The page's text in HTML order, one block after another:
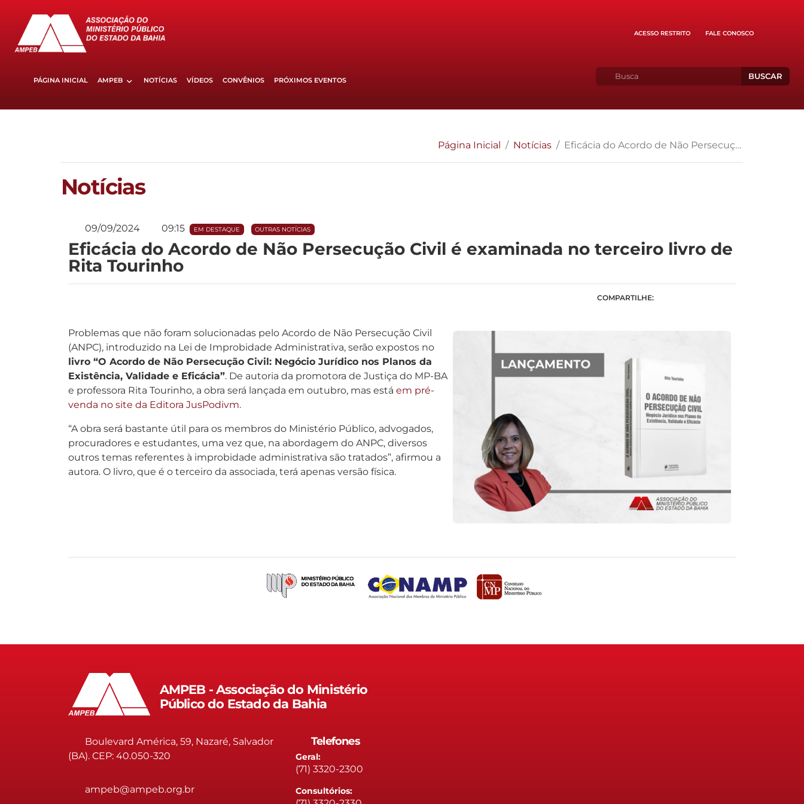
ACESSO RESTRITO FALE CONOSCO
PÁGINA INICIAL AMPEB NOTÍCIAS VÍDEOS CONVÊNIOS PRÓXIMOS EVENTOS BUSCAR
Página Inicial Notícias Eficácia do Acordo de Não Persecução Civil é examinada no terceiro livro de Rita Tourinho
Notícias
09/09/2024 09:15 EM DESTAQUE OUTRAS NOTÍCIAS
Eficácia do Acordo de Não Persecução Civil é examinada no terceiro livro de
Rita Tourinho
COMPARTILHE:
Problemas que não foram solucionadas pelo Acordo de Não Persecução Civil
(ANPC), introduzido na Lei de Improbidade Administrativa, serão expostos no
livro “O Acordo de Não Persecução Civil: Negócio Jurídico nos Planos da
Existência, Validade e Eficácia”. De autoria da promotora de Justiça do MP-BA
e professora Rita Tourinho, a obra será lançada em outubro, mas está em pré-
venda no site da Editora JusPodivm.
“A obra será bastante útil para os membros do Ministério Público, advogados,
procuradores e estudantes, uma vez que, na abordagem do ANPC, diversos
outros temas referentes à improbidade administrativa são tratados”, afirmou a
autora. O livro, que é o terceiro da associada, terá apenas versão física.
AMPEB - Associação do Ministério
Público do Estado da Bahia
Boulevard América, 59, Nazaré, Salvador
(BA). CEP: 40.050-320
ampeb@ampeb.org.br
Telefones
Geral:
(71) 3320-2300
Consultórios: